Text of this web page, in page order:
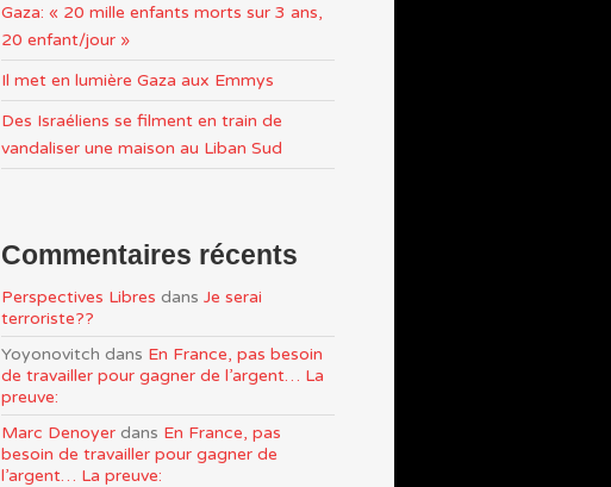
Gaza: « 20 mille enfants morts sur 3 ans,
20 enfant/jour »
Il met en lumière Gaza aux Emmys
Des Israéliens se filment en train de
vandaliser une maison au Liban Sud
Commentaires récents
Perspectives Libres dans Je serai
terroriste??
Yoyonovitch dans En France, pas besoin
de travailler pour gagner de l’argent… La
preuve:
Marc Denoyer dans En France, pas
besoin de travailler pour gagner de
l’argent… La preuve: